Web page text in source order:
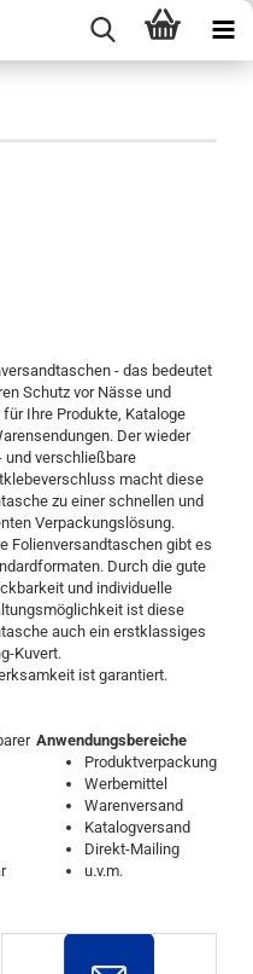
- das bedeutet
Schutz vor Nässe und
für Ihre Produkte, Kataloge
Der wieder
und verschließbare
macht diese
zu einer schnellen und
Verpackungslösung.
Folienversandtaschen gibt es
Durch die gute
und individuelle
ist diese
auch ein erstklassiges
Kuvert.
ist garantiert.
Anwendungsbereiche
Produktverpackung
Werbemittel
Warenversand
Katalogversand
Direkt-Mailing
u.v.m.